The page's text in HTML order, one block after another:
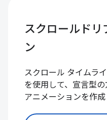
スクロールドリ
ン
スクロール タイムラ
を使用して、宣言型
アニメーションを作成